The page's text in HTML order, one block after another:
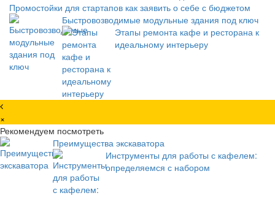
Промостойки для стартапов как заявить о себе с бюджетом
Быстровозводимые модульные здания под ключ
Этапы ремонта кафе и ресторана к
идеальному интерьеру
×
Рекомендуем посмотреть
Преимущества экскаватора
Инструменты для работы с кафелем:
определяемся с набором